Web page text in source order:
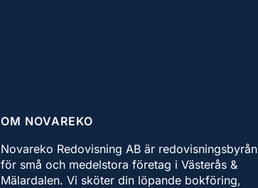
OM NOVAREKO
Novareko Redovisning AB är redovisningsbyrån
för små och medelstora företag i Västerås &
Mälardalen. Vi sköter din löpande bokföring,